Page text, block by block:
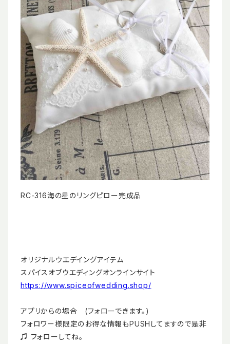
RC-316海の星のリングピロー完成品
オリジナルウエデイングアイテム
スパイスオブウエディングオンラインサイト
https://www.spiceofwedding.shop/
アプリからの場合 (フォローできます。)
フォロワー様限定のお得な情報もPUSHしてますので是非
♫ フォローしてね。